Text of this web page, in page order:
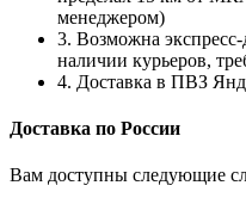
менеджером)
3. Возможна экспресс-
наличии курьеров,
4. Доставка в ПВЗ
Доставка по России
Вам доступны следующие